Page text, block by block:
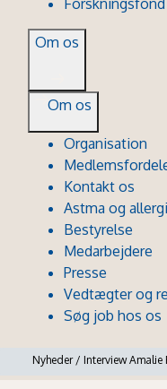
Om os
Om os
Organisation
Kontakt os
Astma og
Bestyrelse
Medarbejdere
Presse
Vedtægter og
Søg job hos os
Nyheder / Interview Amalie